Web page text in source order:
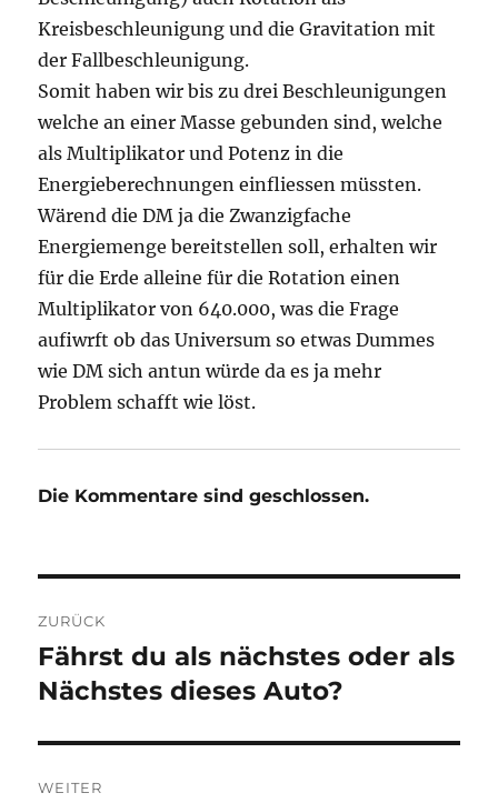
Kreisbeschleunigung und die Gravitation mit
der Fallbeschleunigung.
Somit haben wir bis zu drei Beschleunigungen
welche an einer Masse gebunden sind, welche
als Multiplikator und Potenz in die
Energieberechnungen einfliessen müssten.
Wärend die DM ja die Zwanzigfache
Energiemenge bereitstellen soll, erhalten wir
für die Erde alleine für die Rotation einen
Multiplikator von 640.000, was die Frage
aufiwrft ob das Universum so etwas Dummes
wie DM sich antun würde da es ja mehr
Problem schafft wie löst.
Die Kommentare sind geschlossen.
ZURÜCK
Vorheriger
Beitrag:
Fährst du als nächstes oder als
Nächstes dieses Auto?
WEITER